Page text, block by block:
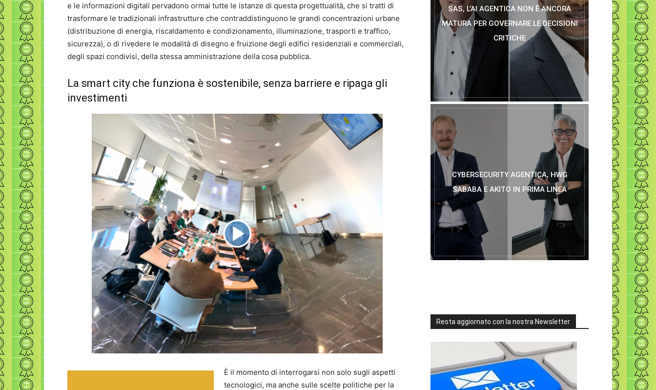
e le informazioni digitali pervadono ormai tutte le istanze di questa progettualità, che si tratti di
trasformare le tradizionali infrastrutture che contraddistinguono le grandi concentrazioni urbane
(distribuzione di energia, riscaldamento e condizionamento, illuminazione, trasporti e traffico,
sicurezza), o di rivedere le modalità di disegno e fruizione degli edifici residenziali e commerciali,
degli spazi condivisi, della stessa amministrazione della cosa pubblica.
La smart city che funziona è sostenibile, senza barriere e ripaga gli
investimenti
È il momento di interrogarsi non solo sugli aspetti
tecnologici, ma anche sulle scelte politiche per la
SAS, L’AI AGENTICA NON È ANCORA
MATURA PER GOVERNARE LE DECISIONI
CRITICHE
CYBERSECURITY AGENTICA, HWG
SABABA E AKITO IN PRIMA LINEA
Resta aggiornato con la nostra Newsletter